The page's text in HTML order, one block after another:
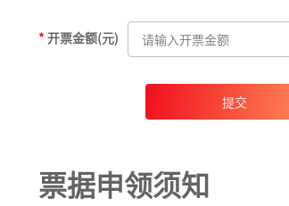
* 开票金额(元)
提交
票据申领须知